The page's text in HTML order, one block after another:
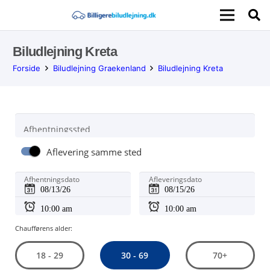
Biludlejning Kreta
Forside Biludlejning Graekenland Biludlejning Kreta
Afhentningssted
Aflevering samme sted
Afhentningsdato Afleveringsdato
Chaufførens alder:
18 - 29 30 - 69 70+